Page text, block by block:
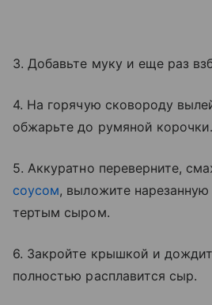
3. Добавьте муку и еще раз
4. На горячую сковороду
обжарьте до румяной корочки.
5. Аккуратно переверните,
соусом, выложите
тертым сыром.
6. Закройте крышкой и
полностью расплавится сыр.